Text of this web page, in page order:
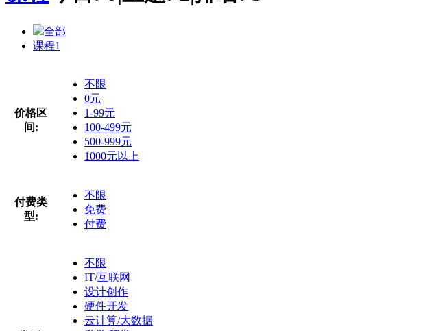
全部
课程1
价格区
间:
不限
0元
1-99元
100-499元
500-999元
1000元以上
付费类
型:
不限
免费
付费
不限
IT/互联网
设计创作
硬件开发
云计算/大数据